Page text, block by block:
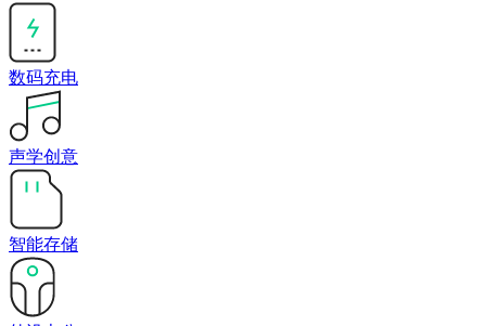
数码充电
声学创意
智能存储